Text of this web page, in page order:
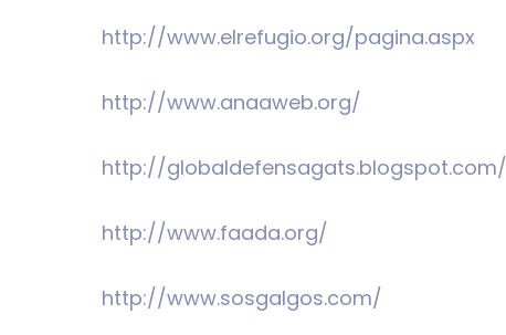
http://www.elrefugio.org/pagina.aspx
http://www.anaaweb.org/
http://globaldefensagats.blogspot.com/
http://www.faada.org/
http://www.sosgalgos.com/